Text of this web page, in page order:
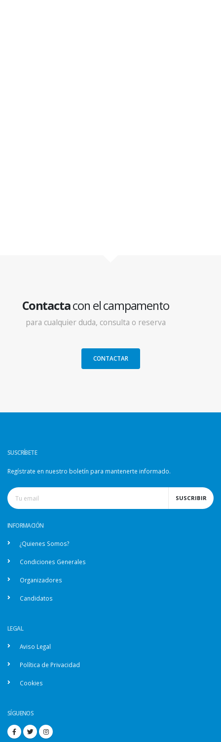
Contactacon el campamento
para cualquier duda, consulta o reserva
CONTACTAR
SUSCRÍBETE
Regístrate en nuestro boletín para mantenerte informado.
SUSCRIBIR
INFORMACIÓN
¿Quienes Somos?
Condiciones Generales
Organizadores
Candidatos
LEGAL
Aviso Legal
Política de Privacidad
Cookies
SÍGUENOS